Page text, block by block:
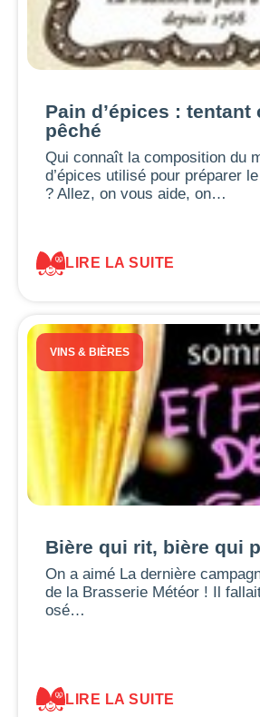
Pain d’épices : tentant
pêché
Qui connaît la composition du
d’épices utilisé pour préparer
? Allez, on vous aide, on…
LIRE LA SUITE
VINS & BIÈRES
Bière qui rit, bière qui
On a aimé La dernière
de la Brasserie Météor ! Il
osé…
LIRE LA SUITE